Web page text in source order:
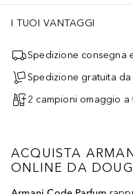
I TUOI VANTAGGI
Spedizione consegna
Spedizione gratuita
2 campioni omaggio a
ACQUISTA
ONLINE DA